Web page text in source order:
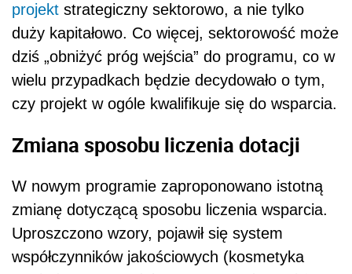
projekt strategiczny sektorowo, a nie tylko
duży kapitałowo. Co więcej, sektorowość może
dziś „obniżyć próg wejścia” do programu, co w
wielu przypadkach będzie decydowało o tym,
czy projekt w ogóle kwalifikuje się do wsparcia.
Zmiana sposobu liczenia dotacji
W nowym programie zaproponowano istotną
zmianę dotyczącą sposobu liczenia wsparcia.
Uproszczono wzory, pojawił się system
współczynników jakościowych (kosmetyka